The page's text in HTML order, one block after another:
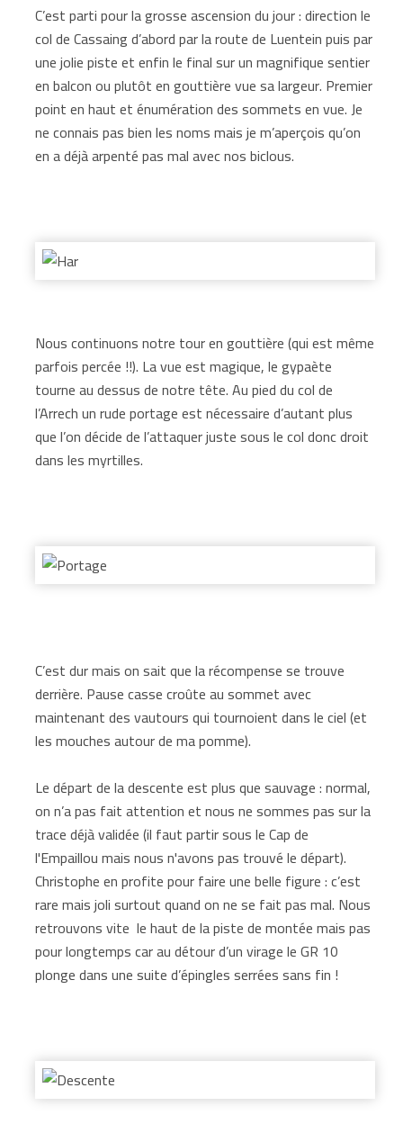
C’est parti pour la grosse ascension du jour : direction le
col de Cassaing d’abord par la route de Luentein puis par
une jolie piste et enfin le final sur un magnifique sentier
en balcon ou plutôt en gouttière vue sa largeur. Premier
point en haut et énumération des sommets en vue. Je
ne connais pas bien les noms mais je m’aperçois qu’on
en a déjà arpenté pas mal avec nos biclous.
Nous continuons notre tour en gouttière (qui est même
parfois percée !!). La vue est magique, le gypaète
tourne au dessus de notre tête. Au pied du col de
l’Arrech un rude portage est nécessaire d’autant plus
que l’on décide de l’attaquer juste sous le col donc droit
dans les myrtilles.
C’est dur mais on sait que la récompense se trouve
derrière. Pause casse croûte au sommet avec
maintenant des vautours qui tournoient dans le ciel (et
les mouches autour de ma pomme).
Le départ de la descente est plus que sauvage : normal,
on n’a pas fait attention et nous ne sommes pas sur la
trace déjà validée (il faut partir sous le Cap de
l'Empaillou mais nous n'avons pas trouvé le départ).
Christophe en profite pour faire une belle figure : c’est
rare mais joli surtout quand on ne se fait pas mal. Nous
retrouvons vite le haut de la piste de montée mais pas
pour longtemps car au détour d’un virage le GR 10
plonge dans une suite d’épingles serrées sans fin !